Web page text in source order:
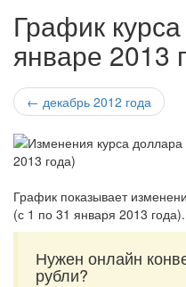
График
январе 2013
← декабрь 2012 года
График показывает
(с 1 по 31 января 2013 года).
Нужен онлайн
рубли?